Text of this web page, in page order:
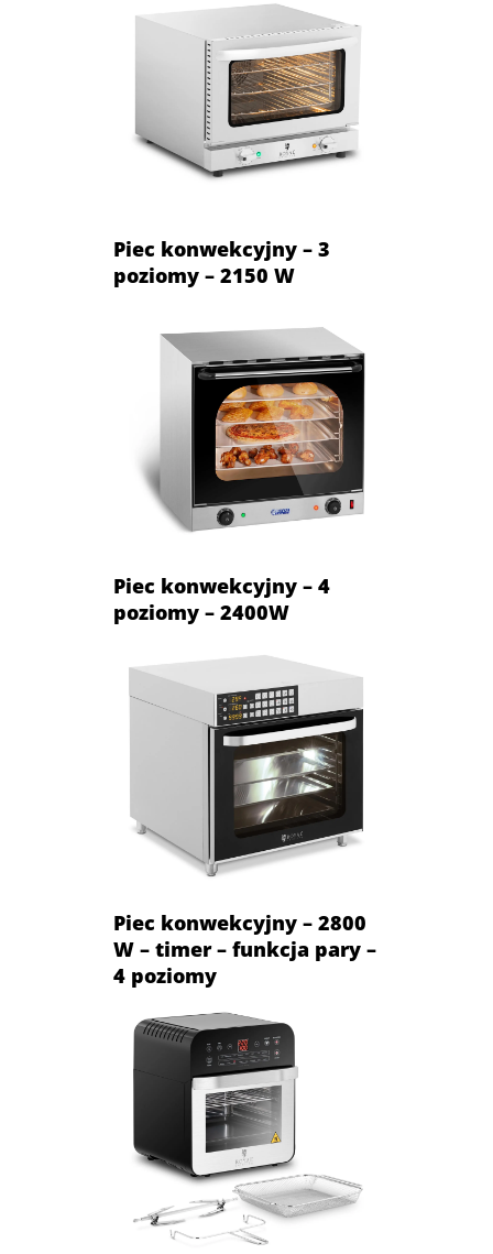
Piec konwekcyjny – 3
poziomy – 2150 W
Piec konwekcyjny – 4
poziomy – 2400W
Piec konwekcyjny – 2800
W – timer – funkcja pary –
4 poziomy